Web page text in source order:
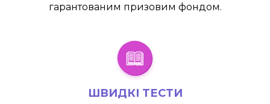
гарантованим призовим фондом.
ШВИДКІ ТЕСТИ